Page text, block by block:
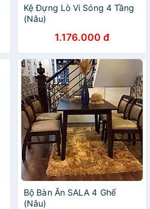
Kệ Đựng Lò Vi Sóng 4 Tầng
(Nâu)
1.176.000 đ
Bộ Bàn Ăn SALA 4 Ghế
(Nâu)